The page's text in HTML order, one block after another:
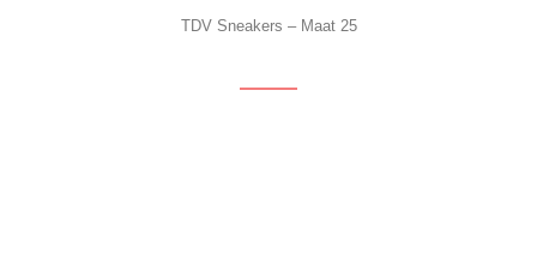
TDV Sneakers – Maat 25